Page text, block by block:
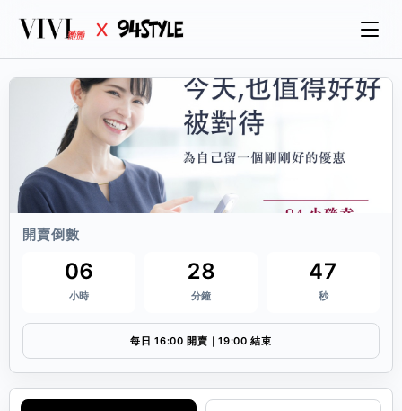
開賣倒數
06
小時
28
分鐘
47
秒
每日 16:00 開賣｜19:00 結束